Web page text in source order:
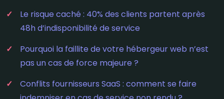
Le risque caché : 40% des clients partent après
48h d’indisponibilité de service
Pourquoi la faillite de votre hébergeur web n’est
pas un cas de force majeure ?
Conflits fournisseurs SaaS : comment se faire